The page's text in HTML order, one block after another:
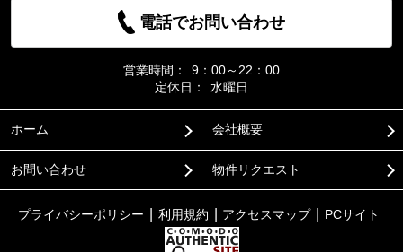
電話でお問い合わせ
営業時間：
9：00～22：00
定休日：
水曜日
ホーム 会社概要
お問い合わせ 物件リクエスト
プライバシーポリシー 利用規約 アクセスマップ PCサイト